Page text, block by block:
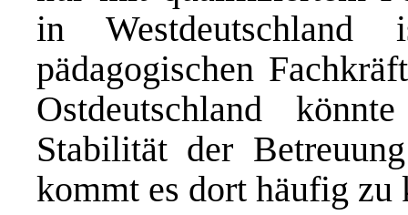
in
pädagogischen
Ostdeutschland
Stabilität der
kommt es dort häufig